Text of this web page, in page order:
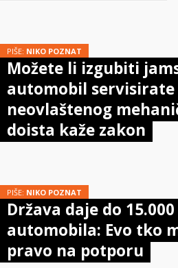
PIŠE: NIKO POZNAT
Možete li izgubiti
automobil servisirate
neovlaštenog
doista kaže zakon
PIŠE: NIKO POZNAT
Država daje do
automobila: Evo tko
pravo na potporu